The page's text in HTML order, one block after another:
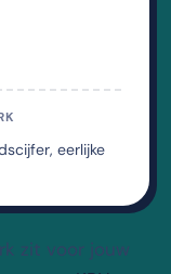
eerlijke
zit voor jouw